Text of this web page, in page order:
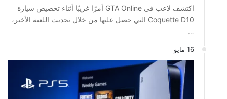
اكتشف لاعب في GTA Online أمرًا غريبًا أثناء تخصيص سيارة
Coquette D10 التي حصل عليها من خلال تحديث اللعبة الأخير،
…
16 مايو